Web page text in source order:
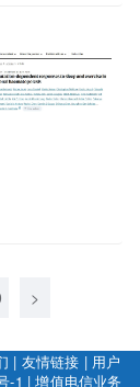
脉粥样硬化
>
| 友情链接 | 用户
-1 |增值电信业务